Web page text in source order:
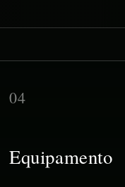
04
Equipamento